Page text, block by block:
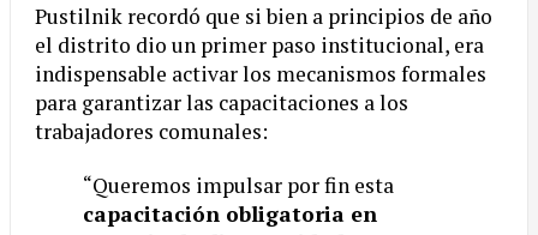
Pustilnik recordó que si bien a principios de año
el distrito dio un primer paso institucional, era
indispensable activar los mecanismos formales
para garantizar las capacitaciones a los
trabajadores comunales:
“Queremos impulsar por fin esta
capacitación obligatoria en